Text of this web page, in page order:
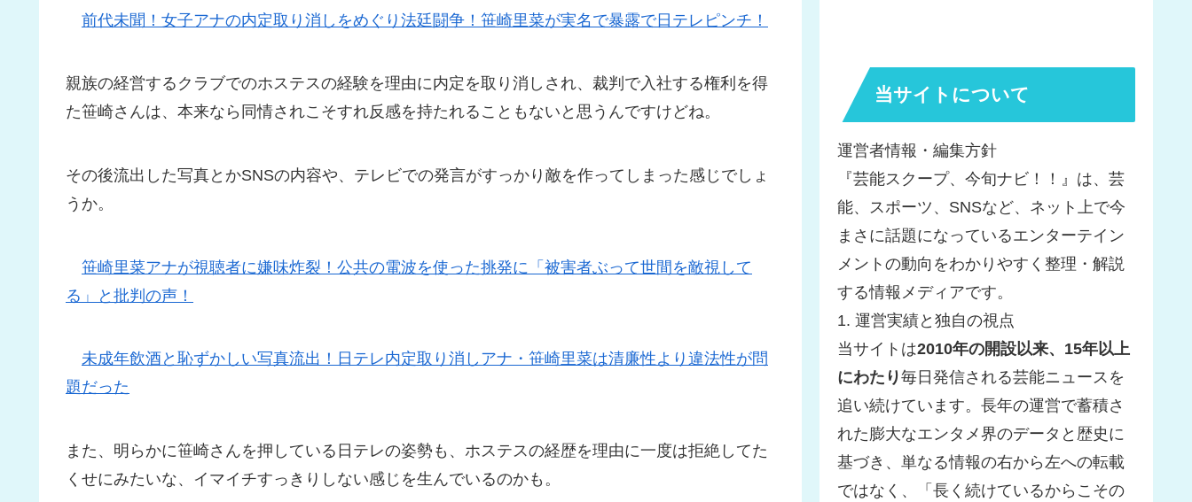
前代未聞！女子アナの内定取り消しをめぐり法廷闘争！笹崎里菜が実名で暴露で日テレピンチ！
親族の経営するクラブでのホステスの経験を理由に内定を取り消しされ、裁判で入社する権利を得
た笹崎さんは、本来なら同情されこそすれ反感を持たれることもないと思うんですけどね。
その後流出した写真とかSNSの内容や、テレビでの発言がすっかり敵を作ってしまった感じでしょ
うか。
笹崎里菜アナが視聴者に嫌味炸裂！公共の電波を使った挑発に「被害者ぶって世間を敵視して
る」と批判の声！
未成年飲酒と恥ずかしい写真流出！日テレ内定取り消しアナ・笹崎里菜は清廉性より違法性が問
題だった
また、明らかに笹崎さんを押している日テレの姿勢も、ホステスの経歴を理由に一度は拒絶してた
くせにみたいな、イマイチすっきりしない感じを生んでいるのかも。
当サイトについて
運営者情報・編集方針
『芸能スクープ、今旬ナビ！！』は、芸
能、スポーツ、SNSなど、ネット上で今
まさに話題になっているエンターテイン
メントの動向をわかりやすく整理・解説
する情報メディアです。
1. 運営実績と独自の視点
当サイトは2010年の開設以来、15年以上
にわたり毎日発信される芸能ニュースを
追い続けています。長年の運営で蓄積さ
れた膨大なエンタメ界のデータと歴史に
基づき、単なる情報の右から左への転載
ではなく、「長く続けているからこその